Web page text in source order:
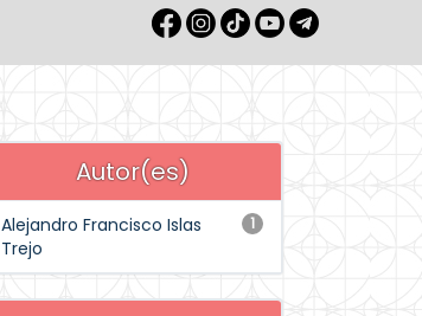
Autor(es)
1
Alejandro Francisco Islas
Trejo